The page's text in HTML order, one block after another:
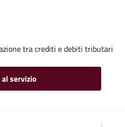
tra crediti e debiti tributari
al servizio